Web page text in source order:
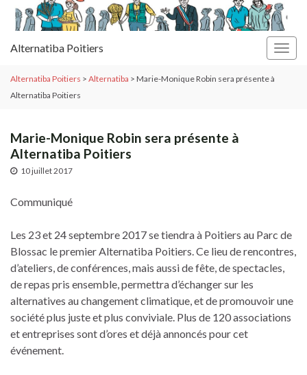
Alternatiba Poitiers
Alternatiba Poitiers > Alternatiba > Marie-Monique Robin sera présente à
Alternatiba Poitiers
Marie-Monique Robin sera présente à
Alternatiba Poitiers
10 juillet 2017
Communiqué
Les 23 et 24 septembre 2017 se tiendra à Poitiers au Parc de
Blossac le premier Alternatiba Poitiers. Ce lieu de rencontres,
d’ateliers, de conférences, mais aussi de fête, de spectacles,
de repas pris ensemble, permettra d’échanger sur les
alternatives au changement climatique, et de promouvoir une
société plus juste et plus conviviale. Plus de 120 associations
et entreprises sont d’ores et déjà annoncés pour cet
événement.